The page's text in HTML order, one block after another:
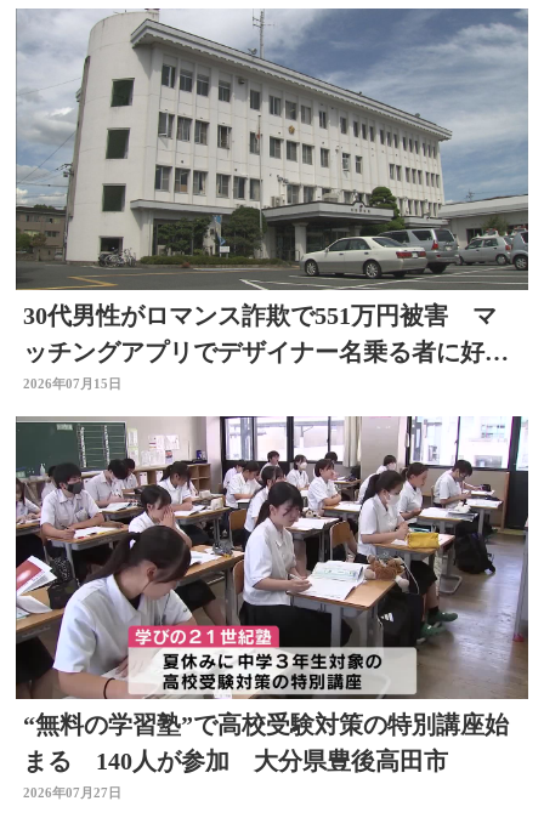
30代男性がロマンス詐欺で551万円被害 マ
ッチングアプリでデザイナー名乗る者に好意
抱く 大分
2026年07月15日
“無料の学習塾”で高校受験対策の特別講座始
まる 140人が参加 大分県豊後高田市
2026年07月27日